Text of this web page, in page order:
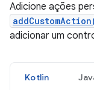
Adicione ações
adicionar um
Kotlin